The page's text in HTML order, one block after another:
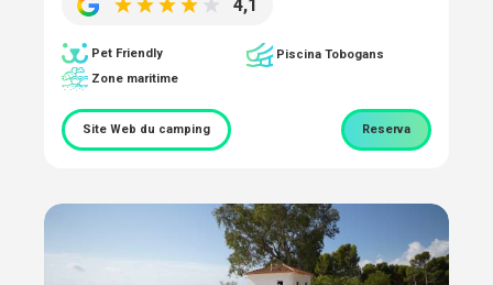
4,1
Pet Friendly
Piscina Tobogans
Zone maritime
Site Web du camping Reserva